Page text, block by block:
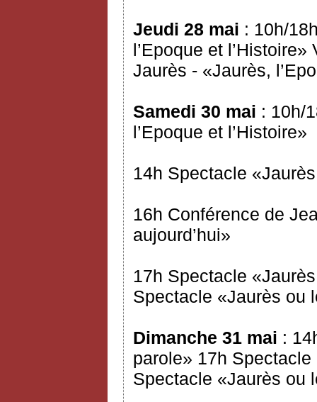
Jeudi 28 mai : 10h/
l’Epoque et
Jaurès - «Jaurès,
Samedi 30 mai : 10h/
l’Epoque et l’Histoire»
14h Spectacle
16h Conférence de
aujourd’hui»
17h Spectacle
Spectacle «Jaurès ou
Dimanche 31 mai :
parole» 17h
Spectacle «Jaurès ou